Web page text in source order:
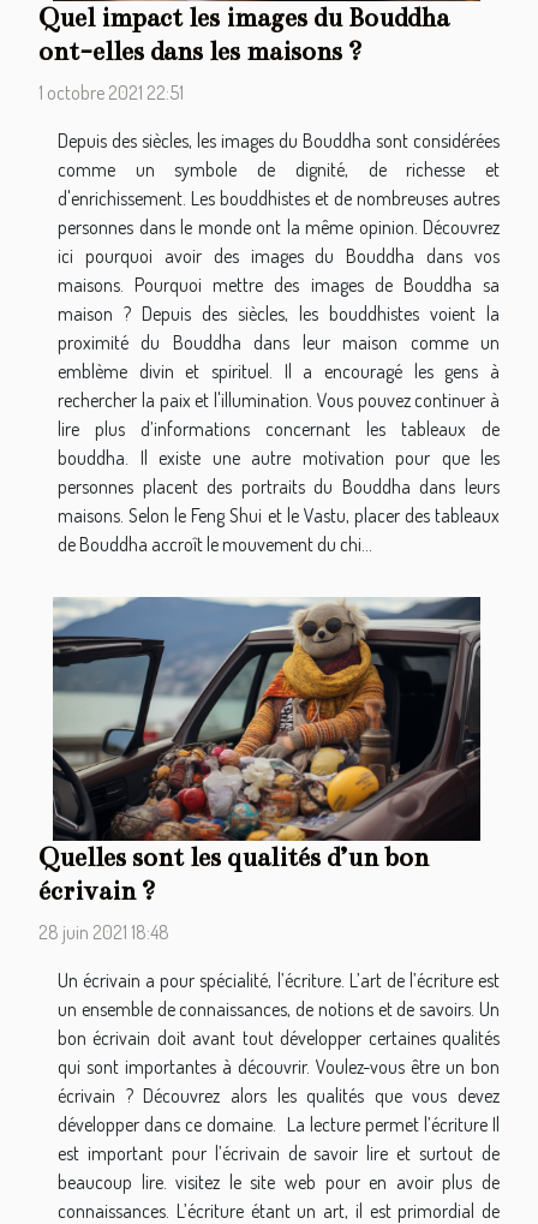
Quel impact les images du Bouddha
ont-elles dans les maisons ?
1 octobre 2021 22:51
Depuis des siècles, les images du Bouddha sont considérées
comme un symbole de dignité, de richesse et
d'enrichissement. Les bouddhistes et de nombreuses autres
personnes dans le monde ont la même opinion. Découvrez
ici pourquoi avoir des images du Bouddha dans vos
maisons. Pourquoi mettre des images de Bouddha sa
maison ? Depuis des siècles, les bouddhistes voient la
proximité du Bouddha dans leur maison comme un
emblème divin et spirituel. Il a encouragé les gens à
rechercher la paix et l'illumination. Vous pouvez continuer à
lire plus d’informations concernant les tableaux de
bouddha. Il existe une autre motivation pour que les
personnes placent des portraits du Bouddha dans leurs
maisons. Selon le Feng Shui et le Vastu, placer des tableaux
de Bouddha accroît le mouvement du chi...
Quelles sont les qualités d’un bon
écrivain ?
28 juin 2021 18:48
Un écrivain a pour spécialité, l’écriture. L’art de l’écriture est
un ensemble de connaissances, de notions et de savoirs. Un
bon écrivain doit avant tout développer certaines qualités
qui sont importantes à découvrir. Voulez-vous être un bon
écrivain ? Découvrez alors les qualités que vous devez
développer dans ce domaine. La lecture permet l’écriture Il
est important pour l’écrivain de savoir lire et surtout de
beaucoup lire. visitez le site web pour en avoir plus de
connaissances. L’écriture étant un art, il est primordial de